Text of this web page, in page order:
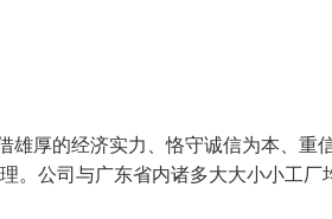
厚的经济实力、恪守诚信为本、重
。公司与广东省内诸多大大小小工厂